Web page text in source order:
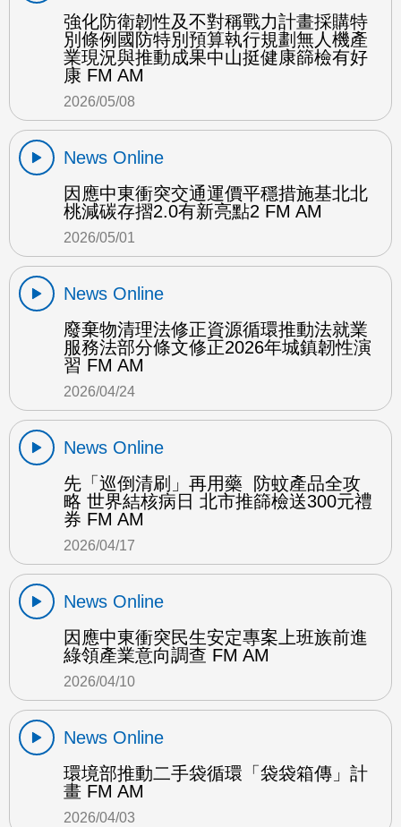
強化防衛韌性及不對稱戰力計畫採購特
別條例國防特別預算執行規劃無人機產
業現況與推動成果中山挺健康篩檢有好
康 FM AM
2026/05/08
News Online
因應中東衝突交通運價平穩措施基北北
桃減碳存摺2.0有新亮點2 FM AM
2026/05/01
News Online
廢棄物清理法修正資源循環推動法就業
服務法部分條文修正2026年城鎮韌性演
習 FM AM
2026/04/24
News Online
先「巡倒清刷」再用藥 防蚊產品全攻
略 世界結核病日 北市推篩檢送300元禮
券 FM AM
2026/04/17
News Online
因應中東衝突民生安定專案上班族前進
綠領產業意向調查 FM AM
2026/04/10
News Online
環境部推動二手袋循環「袋袋箱傳」計
畫 FM AM
2026/04/03